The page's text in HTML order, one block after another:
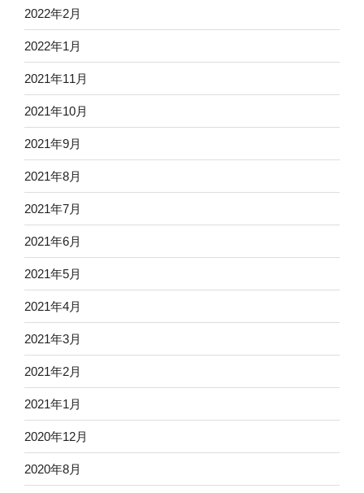
2022年2月
2022年1月
2021年11月
2021年10月
2021年9月
2021年8月
2021年7月
2021年6月
2021年5月
2021年4月
2021年3月
2021年2月
2021年1月
2020年12月
2020年8月